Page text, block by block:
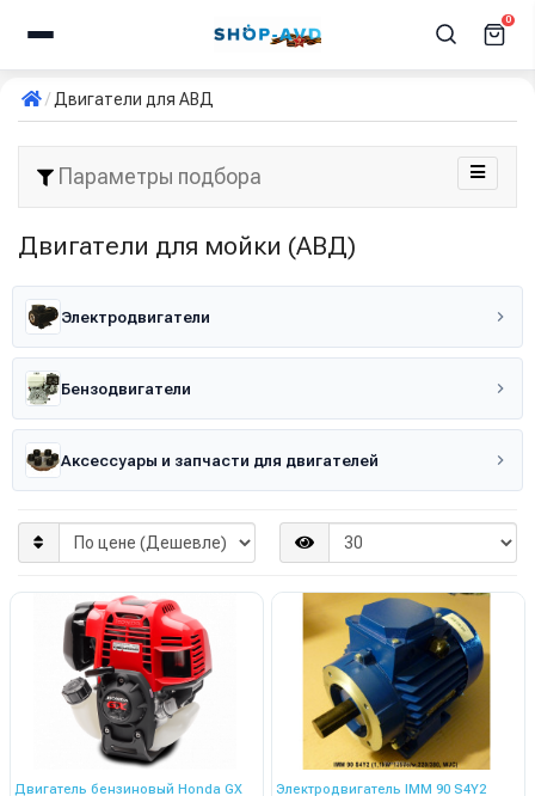
0
Двигатели для АВД
Параметры подбора
Двигатели для мойки (АВД)
Электродвигатели
Бензодвигатели
Аксессуары и запчасти для двигателей
Двигатель бензиновый Honda GX
Электродвигатель IMM 90 S4Y2